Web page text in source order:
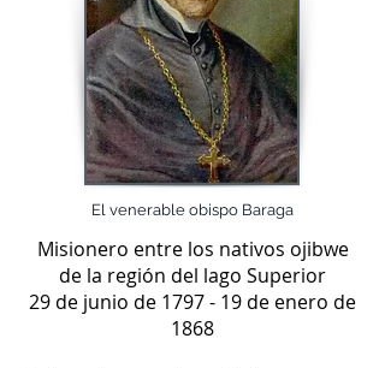
El venerable obispo Baraga
Misionero entre los nativos ojibwe
de la región del lago Superior
29 de junio de 1797 - 19 de enero de
1868